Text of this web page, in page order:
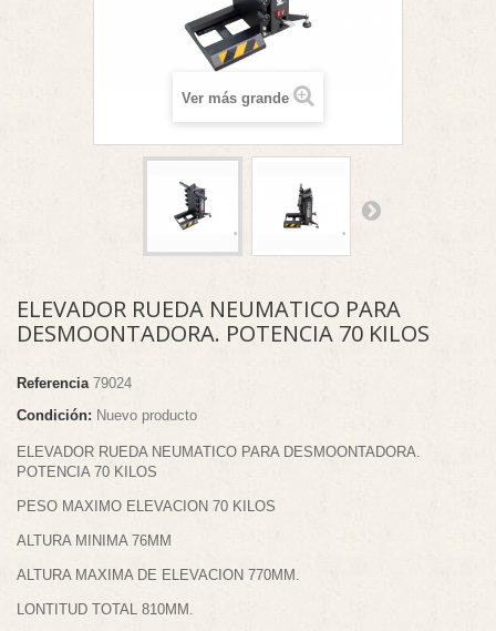
Ver más grande
ELEVADOR RUEDA NEUMATICO PARA
DESMOONTADORA. POTENCIA 70 KILOS
Referencia 79024
Condición: Nuevo producto
ELEVADOR RUEDA NEUMATICO PARA DESMOONTADORA.
POTENCIA 70 KILOS
PESO MAXIMO ELEVACION 70 KILOS
ALTURA MINIMA 76MM
ALTURA MAXIMA DE ELEVACION 770MM.
LONTITUD TOTAL 810MM.